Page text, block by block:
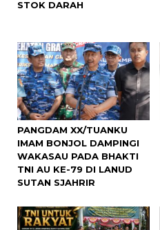
STOK DARAH
PANGDAM XX/TUANKU
IMAM BONJOL DAMPINGI
WAKASAU PADA BHAKTI
TNI AU KE-79 DI LANUD
SUTAN SJAHRIR